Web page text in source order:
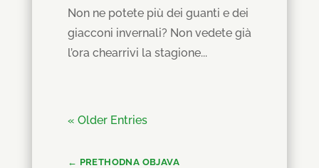
Non ne potete più dei guanti e dei
giacconi invernali? Non vedete già
l’ora chearrivi la stagione...
« Older Entries
← PRETHODNA OBJAVA